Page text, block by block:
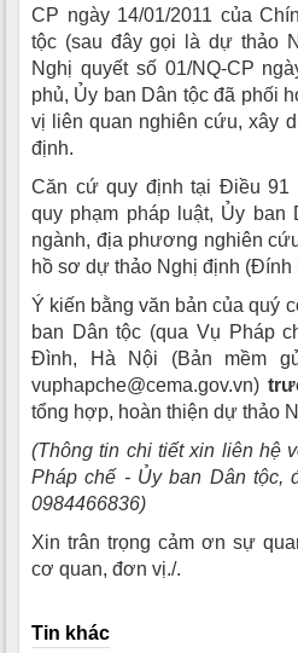
CP ngày 14/01/2011 của
tộc (sau đây gọi là dự thảo
Nghị quyết số 01/NQ-CP
phủ, Ủy ban Dân tộc đã phối
vị liên quan nghiên cứu, xây
định.
Căn cứ quy định tại Điều 91
quy phạm pháp luật, Ủy ban
ngành, địa phương nghiên
hồ sơ dự thảo Nghị định (Đính
Ý kiến bằng văn bản của quý
ban Dân tộc (qua Vụ Pháp
Đình, Hà Nội (Bản mềm
vuphapche@cema.gov.vn)
tổng hợp, hoàn thiện dự thảo
(Thông tin chi tiết xin liên hệ
Pháp chế - Ủy ban Dân tộc,
0984466836)
Xin trân trọng cảm ơn sự
cơ quan, đơn vị./.
Tin khác